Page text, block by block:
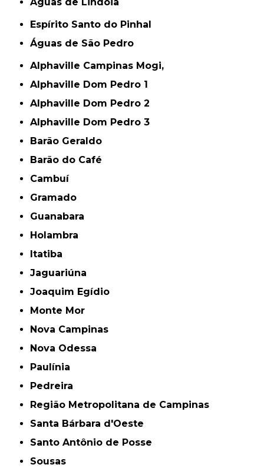
Espírito Santo do Pinhal
Águas de São Pedro
Alphaville Campinas Mogi,
Alphaville Dom Pedro 1
Alphaville Dom Pedro 2
Alphaville Dom Pedro 3
Barão Geraldo
Barão do Café
Cambuí
Gramado
Guanabara
Holambra
Itatiba
Jaguariúna
Joaquim Egídio
Monte Mor
Nova Campinas
Nova Odessa
Paulínia
Pedreira
Região Metropolitana de Campinas
Santa Bárbara d'Oeste
Santo Antônio de Posse
Sousas